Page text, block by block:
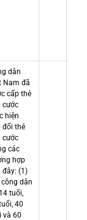
dân
Nam đã
cấp thẻ
cước
hiện
đổi thẻ
cước
các
hợp
đây: (1)
công dân
tuổi,
40
và 60